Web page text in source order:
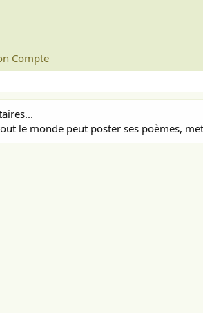
Compte
le monde peut poster ses poèmes,